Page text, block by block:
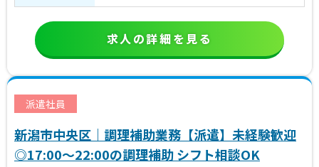
求人の詳細を見る
派遣社員
新潟市中央区｜調理補助業務【派遣】未経験歓迎
◎17:00～22:00の調理補助 シフト相談OK